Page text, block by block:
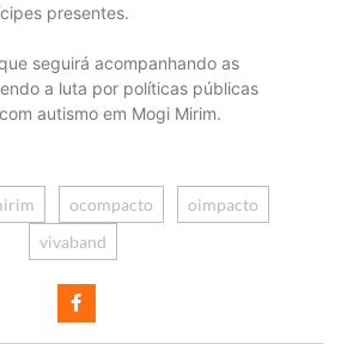
presentes.
seguirá acompanhando as
a luta por políticas públicas
autismo em Mogi Mirim.
ocompacto
oimpacto
vivaband